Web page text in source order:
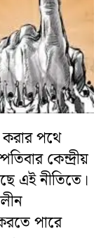
পথে
কেন্দ্রীয়
এই নীতিতে।
পারে